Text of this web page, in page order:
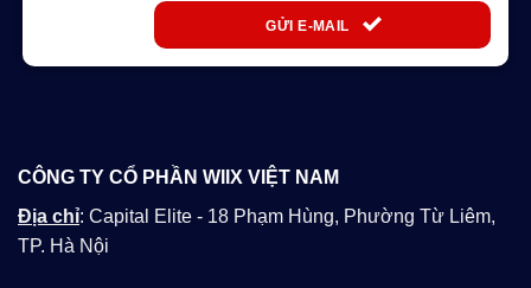
GỬI E-MAIL
CÔNG TY CỔ PHẦN WIIX VIỆT NAM
Địa chỉ: Capital Elite - 18 Phạm Hùng, Phường Từ Liêm,
TP. Hà Nội